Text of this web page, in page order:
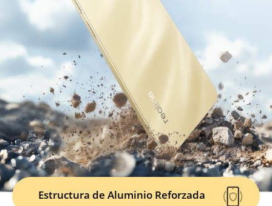
Estructura de Aluminio Reforzada